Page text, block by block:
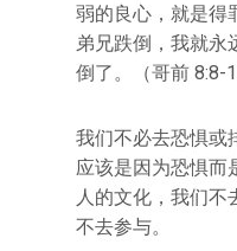
弱的良心，就是得
弟兄跌倒，我就永
倒了。（哥前 8:8-
我们不必去恐惧或
应该是因为恐惧而
人的文化，我们
不去参与。